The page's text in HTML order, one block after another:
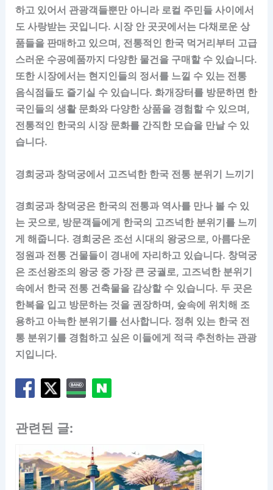
하고 있어서 관광객들뿐만 아니라 로컬 주민들 사이에서
도 사랑받는 곳입니다. 시장 안 곳곳에서는 다채로운 상
품들을 판매하고 있으며, 전통적인 한국 먹거리부터 고급
스러운 수공예품까지 다양한 물건을 구매할 수 있습니다.
또한 시장에서는 현지인들의 정서를 느낄 수 있는 전통
음식점들도 즐기실 수 있습니다. 화개장터를 방문하면 한
국인들의 생활 문화와 다양한 상품을 경험할 수 있으며,
전통적인 한국의 시장 문화를 간직한 모습을 만날 수 있
습니다.
경희궁과 창덕궁에서 고즈넉한 한국 전통 분위기 느끼기
경희궁과 창덕궁은 한국의 전통과 역사를 만나 볼 수 있
는 곳으로, 방문객들에게 한국의 고즈넉한 분위기를 느끼
게 해줍니다. 경희궁은 조선 시대의 왕궁으로, 아름다운
정원과 전통 건물들이 경내에 자리하고 있습니다. 창덕궁
은 조선왕조의 왕궁 중 가장 큰 궁궐로, 고즈넉한 분위기
속에서 한국 전통 건축물을 감상할 수 있습니다. 두 곳은
한복을 입고 방문하는 것을 권장하며, 숲속에 위치해 조
용하고 아늑한 분위기를 선사합니다. 정취 있는 한국 전
통 분위기를 경험하고 싶은 이들에게 적극 추천하는 관광
지입니다.
관련된 글: